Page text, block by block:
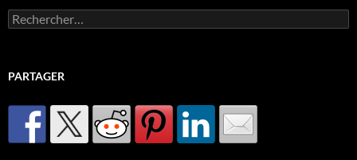
Rechercher :
PARTAGER